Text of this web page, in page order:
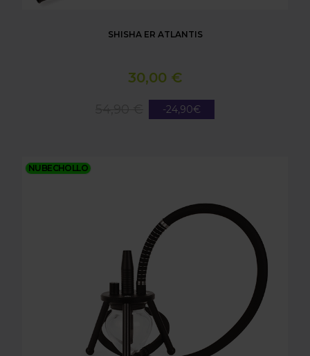
SHISHA ER ATLANTIS
30,00 €
-24,90€
NUBECHOLLO
SHISHA ER LEVIATAN NEGRO